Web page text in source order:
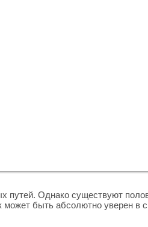
путей. Однако существуют
быть абсолютно уверен в